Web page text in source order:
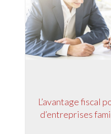
L’avantage fiscal
d’entreprises